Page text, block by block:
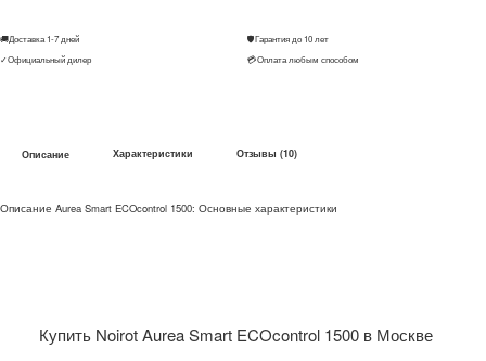
🚚Доставка 1-7 дней 🛡Гарантия до 10 лет
✓Официальный дилер 💳Оплата любым способом
Описание Характеристики Отзывы (10)
Описание Aurea Smart ECOcontrol 1500: Основные характеристики
Купить Noirot Aurea Smart ECOcontrol 1500 в Москве